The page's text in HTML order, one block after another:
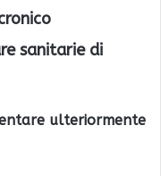
sanitarie di
ulteriormente